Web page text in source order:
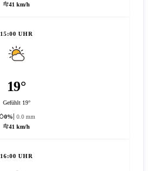
41 km/h
15:00 UHR
19°
Gefühlt 19°
0%
0.0 mm
41 km/h
16:00 UHR